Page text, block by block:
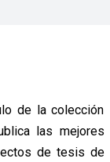
de la colección
las mejores
de tesis de